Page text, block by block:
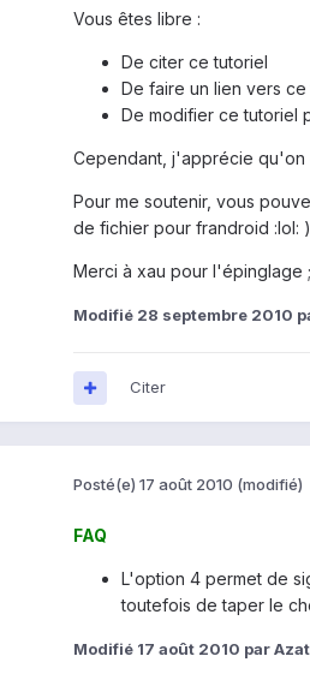
Vous êtes libre :
De citer ce tutoriel
De faire un lien vers ce
De modifier ce tutoriel
Cependant, j'apprécie qu'on
Pour me soutenir, vous
de fichier pour frandroid :lol:
Merci à xau pour l'épinglage
Modifié 28 septembre 2010
Citer
Posté(e) 17 août 2010 (modifié)
FAQ
L'option 4 permet de
toutefois de taper le
Modifié 17 août 2010 par